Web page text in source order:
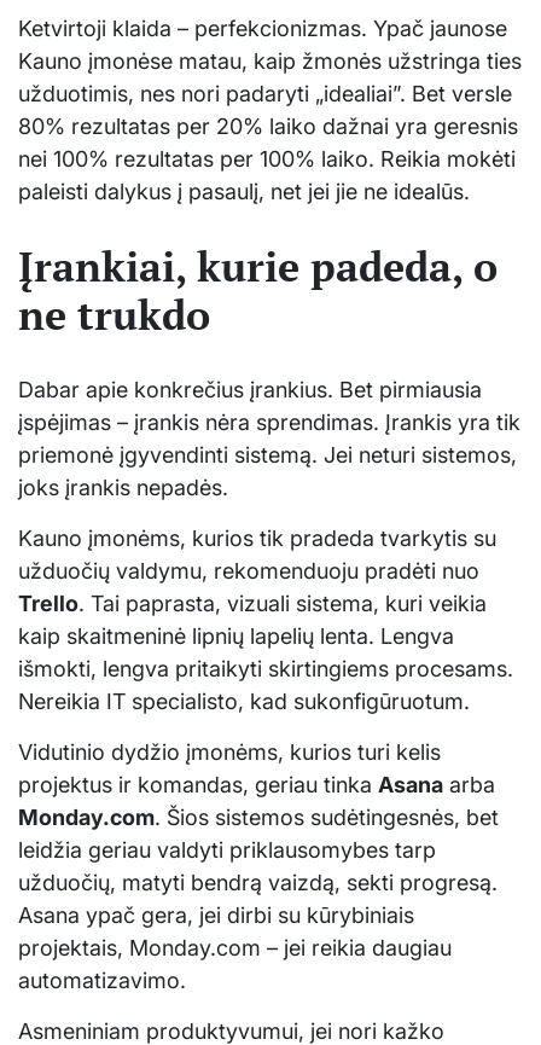
Ketvirtoji klaida – perfekcionizmas. Ypač jaunose
Kauno įmonėse matau, kaip žmonės užstringa ties
užduotimis, nes nori padaryti „idealiai”. Bet versle
80% rezultatas per 20% laiko dažnai yra geresnis
nei 100% rezultatas per 100% laiko. Reikia mokėti
paleisti dalykus į pasaulį, net jei jie ne idealūs.
Įrankiai, kurie padeda, o
ne trukdo
Dabar apie konkrečius įrankius. Bet pirmiausia
įspėjimas – įrankis nėra sprendimas. Įrankis yra tik
priemonė įgyvendinti sistemą. Jei neturi sistemos,
joks įrankis nepadės.
Kauno įmonėms, kurios tik pradeda tvarkytis su
užduočių valdymu, rekomenduoju pradėti nuo
Trello. Tai paprasta, vizuali sistema, kuri veikia
kaip skaitmeninė lipnių lapelių lenta. Lengva
išmokti, lengva pritaikyti skirtingiems procesams.
Nereikia IT specialisto, kad sukonfigūruotum.
Vidutinio dydžio įmonėms, kurios turi kelis
projektus ir komandas, geriau tinka Asana arba
Monday.com. Šios sistemos sudėtingesnės, bet
leidžia geriau valdyti priklausomybes tarp
užduočių, matyti bendrą vaizdą, sekti progresą.
Asana ypač gera, jei dirbi su kūrybiniais
projektais, Monday.com – jei reikia daugiau
automatizavimo.
Asmeniniam produktyvumui, jei nori kažko